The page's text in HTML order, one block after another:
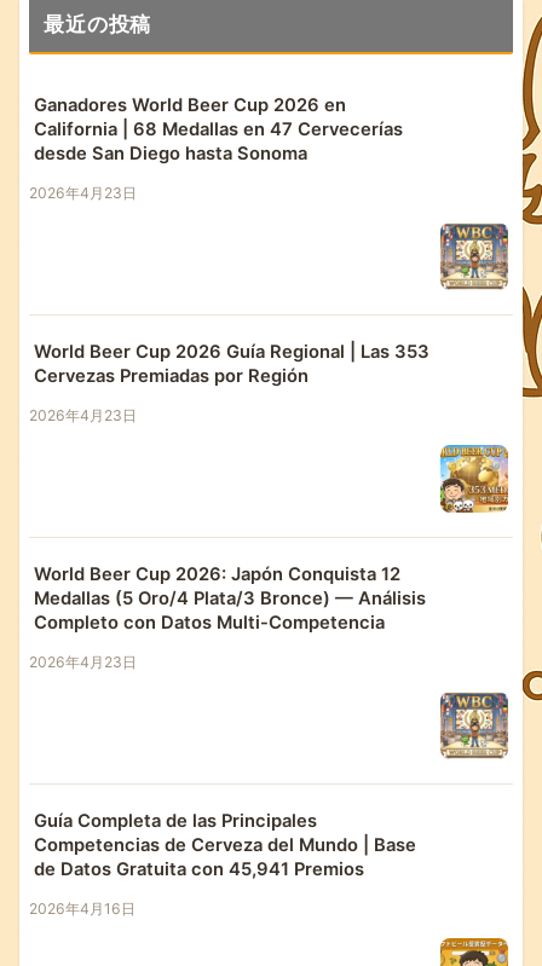
最近の投稿
Ganadores World Beer Cup 2026 en
California | 68 Medallas en 47 Cervecerías
desde San Diego hasta Sonoma
2026年4月23日
World Beer Cup 2026 Guía Regional | Las 353
Cervezas Premiadas por Región
2026年4月23日
World Beer Cup 2026: Japón Conquista 12
Medallas (5 Oro/4 Plata/3 Bronce) — Análisis
Completo con Datos Multi-Competencia
2026年4月23日
Guía Completa de las Principales
Competencias de Cerveza del Mundo | Base
de Datos Gratuita con 45,941 Premios
2026年4月16日